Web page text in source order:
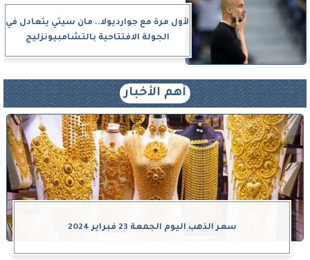
لأول مرة مع جوارديولا.. مان سيتي يتعادل في
الجولة الافتتاحية بالتشامبيونزليج
أهم الأخبار
سعر الذهب اليوم الجمعة 23 فبراير 2024